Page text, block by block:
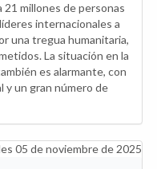
millones de personas
internacionales a
una tregua humanitaria,
La situación en la
es alarmante, con
y un gran número de
05 de noviembre de 2025